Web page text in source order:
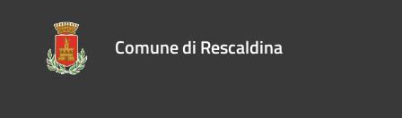
Comune di Rescaldina